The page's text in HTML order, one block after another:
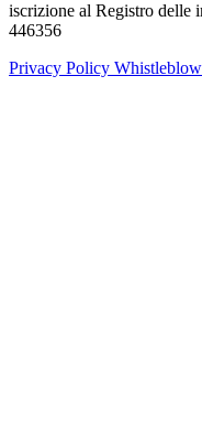
iscrizione al Registro delle
446356
Privacy Policy